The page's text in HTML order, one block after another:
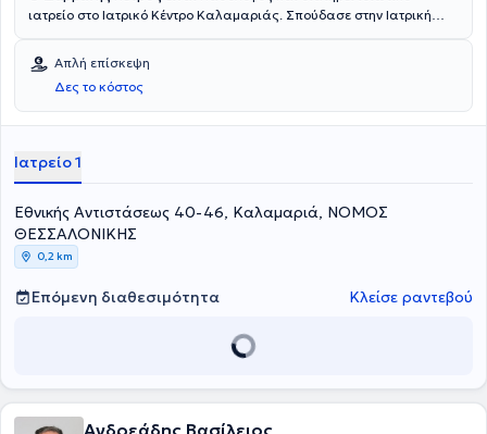
ιατρείο στο Ιατρικό Κέντρο Καλαμαριάς. Σπούδασε στην Ιατρική
ειδικεύτηκε στην Παθολογία στο Πανεπιστημιακό Γενικό Νοσοκομείο
ΑΧΕΠΑ Θεσσαλονίκης. Διαθέτει πολυετή εμπειρία και κατάρτιση
ενώ εξειδικεύεται στην υπερλιπιδαιμία, στην αρτηριακή υπέρταση
και στο μεταβολικό σύνδρομο.
Απλή επίσκεψη
Δες το κόστος
Ιατρείο 1
Εθνικής Αντιστάσεως 40-46, Καλαμαριά, ΝΟΜΟΣ
ΘΕΣΣΑΛΟΝΙΚΗΣ
0,2 km
Επόμενη διαθεσιμότητα Κλείσε ραντεβού
Ανδρεάδης Βασίλειος